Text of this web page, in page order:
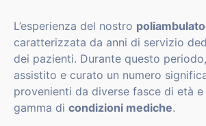
L’esperienza del nostro
caratterizzata da anni di servizio
dei pazienti. Durante questo
assistito e curato un numero
provenienti da diverse fasce di età
gamma di condizioni mediche.